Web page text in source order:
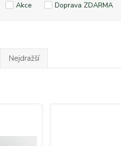
Akce Doprava ZDARMA
Nejdražší